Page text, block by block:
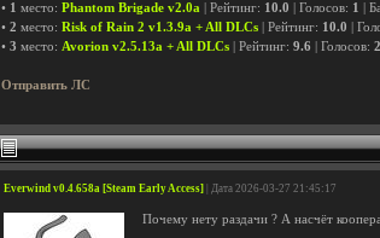
• 1 место: Phantom Brigade v2.0a | Рейтинг: 10.0 | Голосов: 1 |
• 2 место: Risk of Rain 2 v1.3.9a + All DLCs | Рейтинг: 10.0 |
• 3 место: Avorion v2.5.13a + All DLCs | Рейтинг: 9.6 | Голосов:
Отправить ЛС
Everwind v0.4.658a [Steam Early Access] | Дата 2026-03-27 21:45:17
Почему нету раздачи ? А насчёт